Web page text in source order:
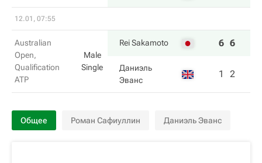
12.01, 07:55
Australian
Open,
Qualification
ATP
Male
Single
Rei Sakamoto 6 6
Даниэль
Эванс
1 2
Общее Роман Сафиуллин Даниэль Эванс